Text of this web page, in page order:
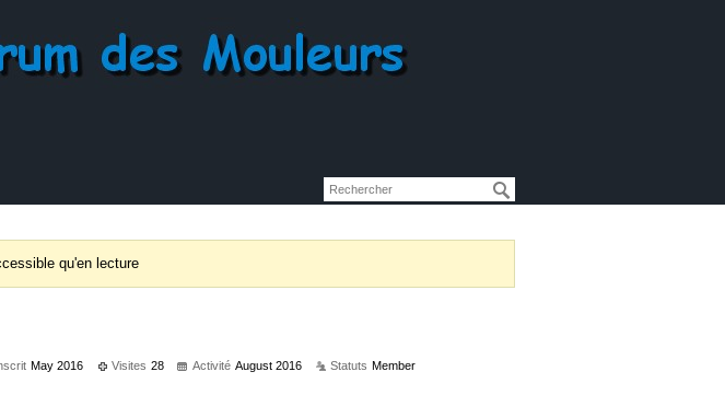
qu'en lecture
May 2016 Visites 28 Activité August 2016 Statuts Member